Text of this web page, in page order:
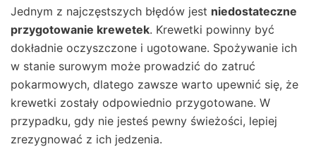
Jednym z najczęstszych błędów jest niedostateczne
przygotowanie krewetek. Krewetki powinny być
dokładnie oczyszczone i ugotowane. Spożywanie ich
w stanie surowym może prowadzić do zatruć
pokarmowych, dlatego zawsze warto upewnić się, że
krewetki zostały odpowiednio przygotowane. W
przypadku, gdy nie jesteś pewny świeżości, lepiej
zrezygnować z ich jedzenia.